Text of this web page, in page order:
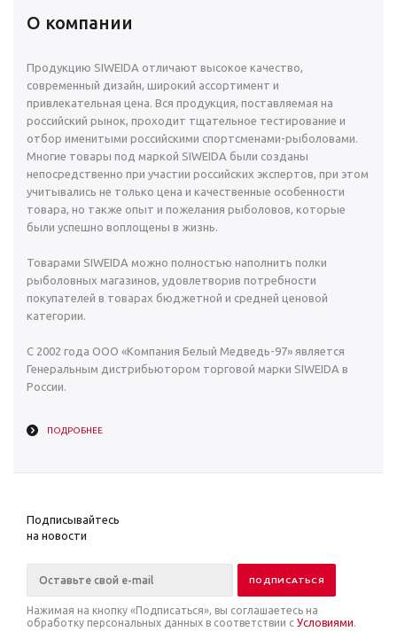
О компании
Продукцию SIWEIDA отличают высокое качество,
современный дизайн, широкий ассортимент и
привлекательная цена. Вся продукция, поставляемая на
российский рынок, проходит тщательное тестирование и
отбор именитыми российскими спортсменами-рыболовами.
Многие товары под маркой SIWEIDA были созданы
непосредственно при участии российских экспертов, при этом
учитывались не только цена и качественные особенности
товара, но также опыт и пожелания рыболовов, которые
были успешно воплощены в жизнь.
Товарами SIWEIDA можно полностью наполнить полки
рыболовных магазинов, удовлетворив потребности
покупателей в товарах бюджетной и средней ценовой
категории.
С 2002 года ООО «Компания Белый Медведь-97» является
Генеральным дистрибьютором торговой марки SIWEIDA в
России.
ПОДРОБНЕЕ
Подписывайтесь
на новости
Нажимая на кнопку «Подписаться», вы соглашаетесь на
обработку персональных данных в соответствии с Условиями.